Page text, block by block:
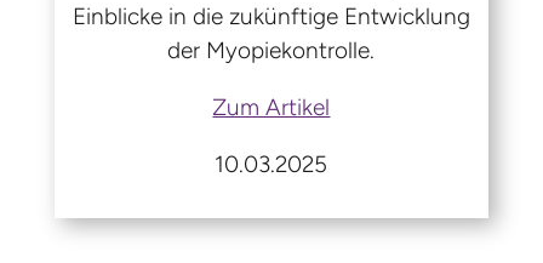
Einblicke in die zukünftige Entwicklung
der Myopiekontrolle.
Zum Artikel
10.03.2025